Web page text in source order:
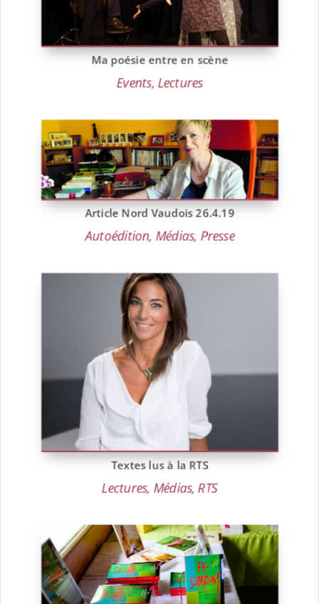
Ma poésie entre en scène
Events, Lectures
Article Nord Vaudois 26.4.19
Autoédition, Médias, Presse
Textes lus à la RTS
Lectures, Médias, RTS